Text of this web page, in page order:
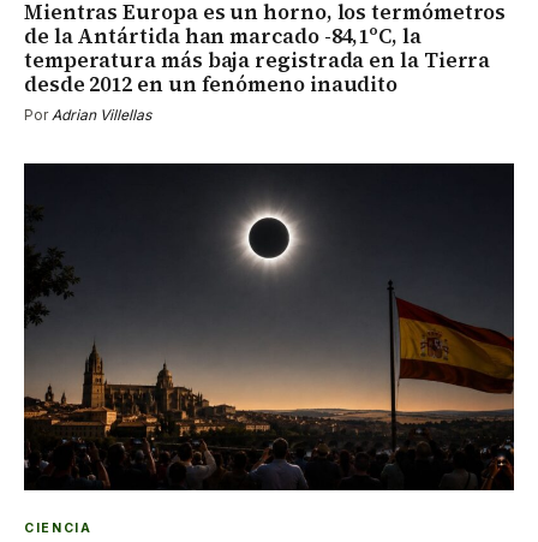
Mientras Europa es un horno, los termómetros
de la Antártida han marcado -84,1ºC, la
temperatura más baja registrada en la Tierra
desde 2012 en un fenómeno inaudito
PorAdrian Villellas
CIENCIA